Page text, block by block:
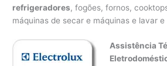
refrigeradores, fogões, fornos,
máquinas de secar e máquinas e lavar e
Assistência